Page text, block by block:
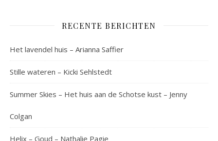
RECENTE BERICHTEN
Het lavendel huis – Arianna Saffier
Stille wateren – Kicki Sehlstedt
Summer Skies – Het huis aan de Schotse kust – Jenny
Colgan
Helix – Goud – Nathalie Pagie